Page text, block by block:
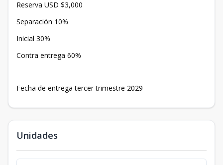
Reserva USD $3,000
Separación 10%
Inicial 30%
Contra entrega 60%
Fecha de entrega tercer trimestre 2029
Unidades